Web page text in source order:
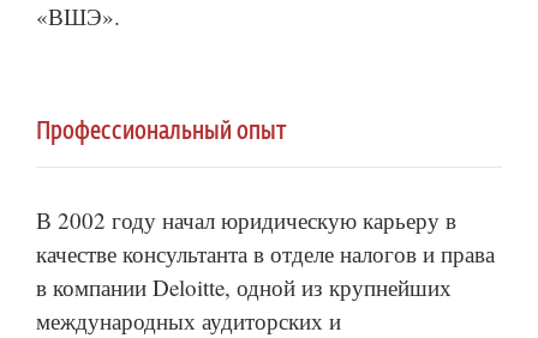
«ВШЭ».
Профессиональный опыт
В 2002 году начал юридическую карьеру в
качестве консультанта в отделе налогов и права
в компании Deloitte, одной из крупнейших
международных аудиторских и